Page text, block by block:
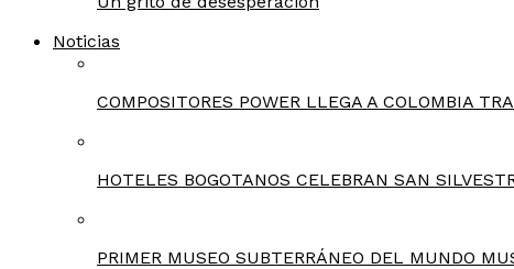
Noticias
COMPOSITORES POWER LLEGA A COLOMBIA
HOTELES BOGOTANOS CELEBRAN SAN
PRIMER MUSEO SUBTERRÁNEO DEL MUNDO